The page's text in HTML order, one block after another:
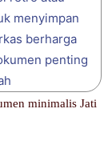
minimalis Jati